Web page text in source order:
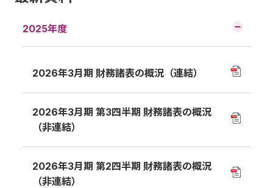
2025年度
2026年3月期 財務諸表の概況（連結）
2026年3月期 第3四半期 財務諸表の概況
（非連結）
2026年3月期 第2四半期 財務諸表の概況
（非連結）